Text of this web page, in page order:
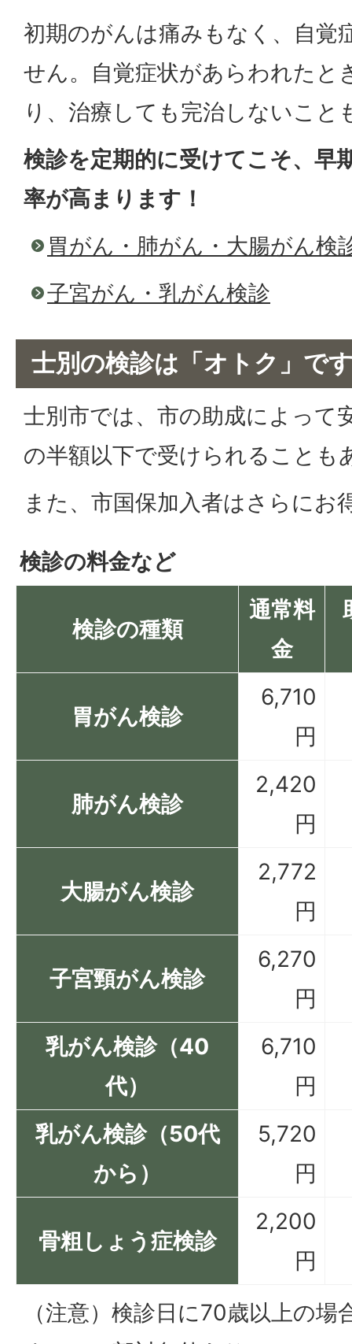
初期のがんは痛みもなく、自覚
せん。自覚症状があらわれたと
り、治療しても完治しないこと
検診を定期的に受けてこそ、早
率が高まります！
胃がん・肺がん・大腸がん検
子宮がん・乳がん検診
士別の検診は「オトク」で
士別市では、市の助成によって
の半額以下で受けられることも
また、市国保加入者はさらにお
検診の料金など
検診の種類
通常料
金
胃がん検診
6,710
円
肺がん検診
2,420
円
大腸がん検診
2,772
円
子宮頸がん検診
6,270
円
乳がん検診（40
代）
6,710
円
乳がん検診（50代
から）
5,720
円
骨粗しょう症検診
2,200
円
（注意）検診日に70歳以上の